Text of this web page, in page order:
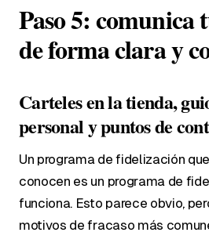
Paso 5: comunica
de forma clara y
Carteles en la tienda,
personal y puntos de
Un programa de fidelización
conocen es un programa de
funciona. Esto parece obvio,
motivos de fracaso más